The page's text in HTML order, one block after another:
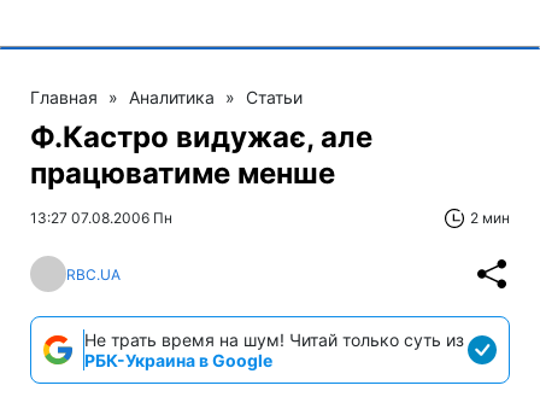
Главная » Аналитика » Статьи
Ф.Кастро видужає, але
працюватиме менше
13:27 07.08.2006 Пн 2 мин
RBC.UA
Не трать время на шум! Читай только суть из
РБК-Украина в Google